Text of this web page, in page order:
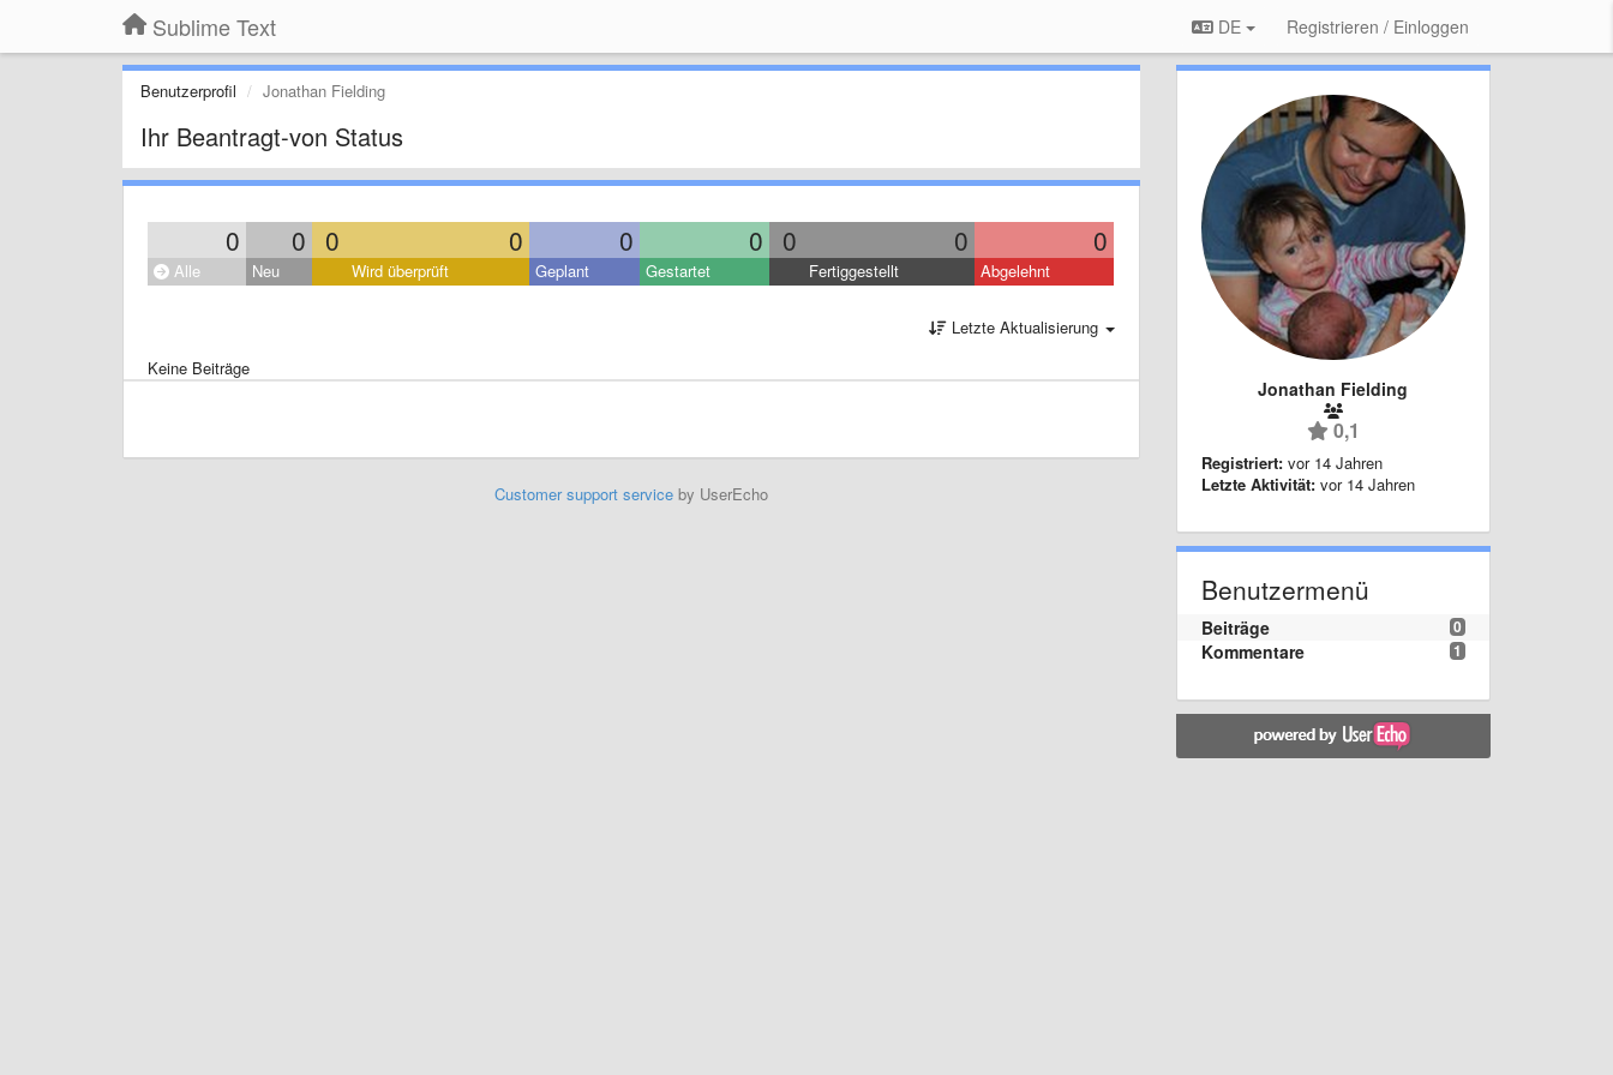
Sublime Text DE Registrieren / Einloggen
Benutzerprofil Jonathan Fielding
Ihr Beantragt-von Status
0 0 0 0 0 0 0 0 0
Alle Neu Wird überprüft Geplant Gestartet Fertiggestellt Abgelehnt
Letzte Aktualisierung
Keine Beiträge
Customer support serviceby UserEcho
Jonathan Fielding
0,1
Registriert: vor 14 Jahren
Letzte Aktivität: vor 14 Jahren
Benutzermenü
0
Beiträge
1
Kommentare